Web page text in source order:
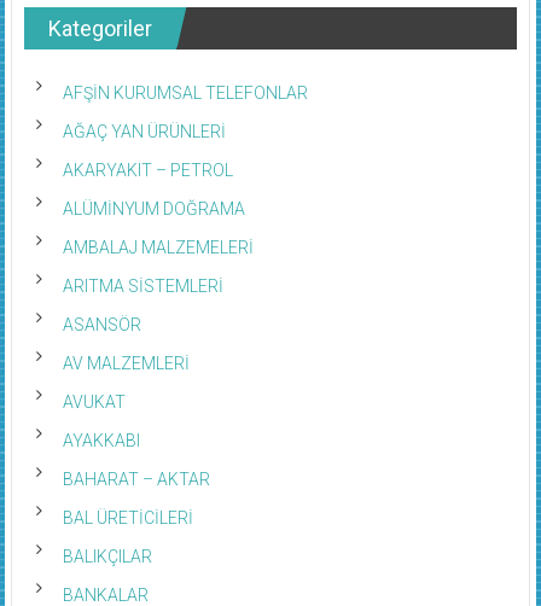
Kategoriler
AFŞİN KURUMSAL TELEFONLAR
AĞAÇ YAN ÜRÜNLERİ
AKARYAKIT – PETROL
ALÜMİNYUM DOĞRAMA
AMBALAJ MALZEMELERİ
ARITMA SİSTEMLERİ
ASANSÖR
AV MALZEMLERİ
AVUKAT
AYAKKABI
BAHARAT – AKTAR
BAL ÜRETİCİLERİ
BALIKÇILAR
BANKALAR